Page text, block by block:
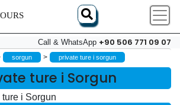
Call & WhatsApp +90 506 771 09 07
sorgun > private ture i sorgun
ture i Sorgun